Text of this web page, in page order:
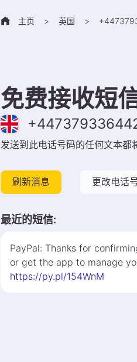
主页 > 英国 > +
免费接收短
+
发送到此电话号码的任何文本都
刷新消息 更改电话
最近的短信:
PayPal: Thanks for
or get the app to manage
https://py.pl/154WnM